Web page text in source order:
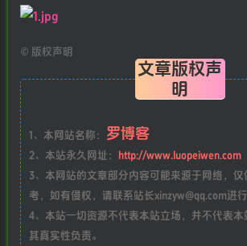
© 版权声明
文章版权声
明
1、本网站名称： 罗博客
2、本站永久网址：
http://www.luopeiwen.com
3、本网站的文章部分内容可能来源于网络，仅
考，如有侵权，请联系站长xinzyw@qq.com进行
4、本站一切资源不代表本站立场，并不代表本
其真实性负责。